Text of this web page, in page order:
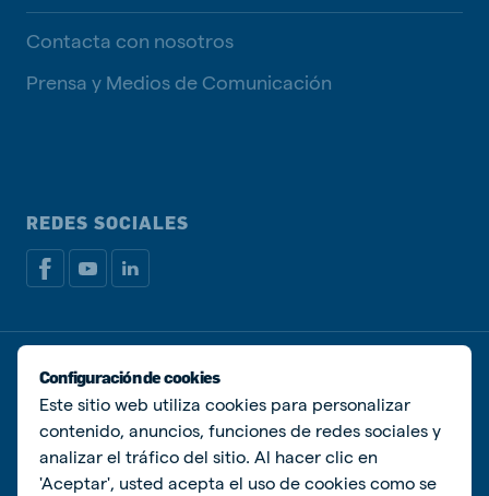
Contacta con nosotros
Prensa y Medios de Comunicación
REDES SOCIALES
Política de privacidadPolítica de Cookies
Administrar Cookies
© De Heus Animal Nutrition
Configuración de cookies
Este sitio web utiliza cookies para personalizar
contenido, anuncios, funciones de redes sociales y
analizar el tráfico del sitio. Al hacer clic en
'Aceptar', usted acepta el uso de cookies como se